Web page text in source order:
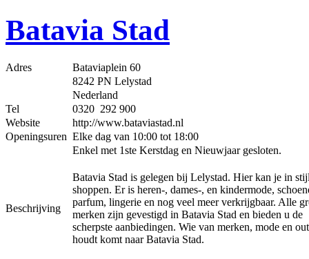
Batavia Stad
Adres
Bataviaplein 60
8242 PN Lelystad
Nederland
Tel
0320 292 900
Website
http://www.bataviastad.nl
Openingsuren Elke dag van 10:00 tot 18:00
Enkel met 1ste Kerstdag en Nieuwjaar gesloten.
Beschrijving
Batavia Stad is gelegen bij Lelystad. Hier kan je in
shoppen. Er is heren-, dames-, en kindermode,
parfum, lingerie en nog veel meer verkrijgbaar. Alle
merken zijn gevestigd in Batavia Stad en bieden u de
scherpste aanbiedingen. Wie van merken, mode en
houdt komt naar Batavia Stad.